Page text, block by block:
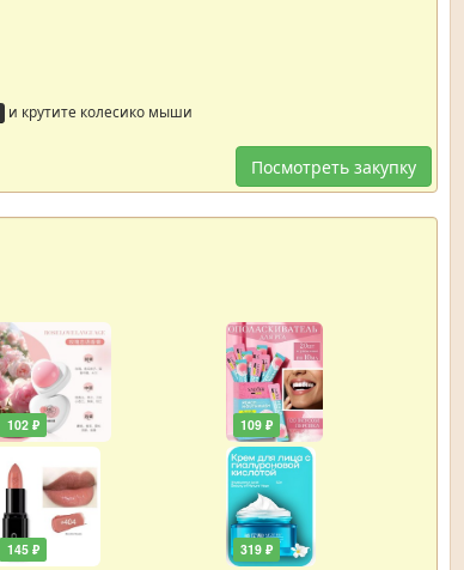
и крутите колесико мыши
Посмотреть закупку
102 ₽
145 ₽
109 ₽
319 ₽